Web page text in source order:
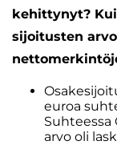
kehittynyt?
sijoitusten
euroa
Suhteessa
arvo oli